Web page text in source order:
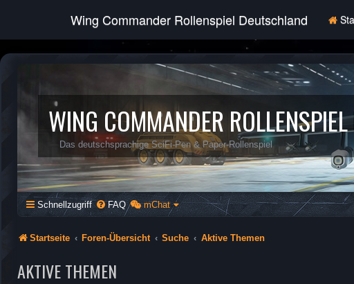
Wing Commander Rollenspiel Deutschland
WING COMMANDER
Das deutschsprachige SciFi-Pen & Paper-Rollenspiel
Schnellzugriff FAQ mChat
Startseite Foren-Übersicht Suche Aktive Themen
AKTIVE THEMEN